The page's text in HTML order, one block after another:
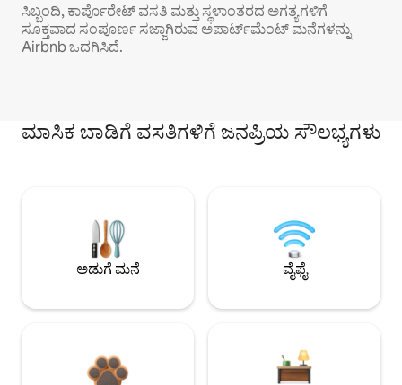
ಸಿಬ್ಬಂದಿ, ಕಾರ್ಪೊರೇಟ್ ವಸತಿ ಮತ್ತು ಸ್ಥಳಾಂತರದ ಅಗತ್ಯಗಳಿಗೆ
ಸೂಕ್ತವಾದ ಸಂಪೂರ್ಣ ಸಜ್ಜಾಗಿರುವ ಅಪಾರ್ಟ್‌ಮೆಂಟ್ ಮನೆಗಳನ್ನು
Airbnb ಒದಗಿಸಿದೆ.
ಮಾಸಿಕ ಬಾಡಿಗೆ ವಸತಿಗಳಿಗೆ ಜನಪ್ರಿಯ ಸೌಲಭ್ಯಗಳು
ಅಡುಗೆ ಮನೆ ವೈಫೈ